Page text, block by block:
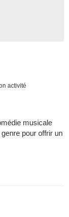
activité
musicale
pour offrir un